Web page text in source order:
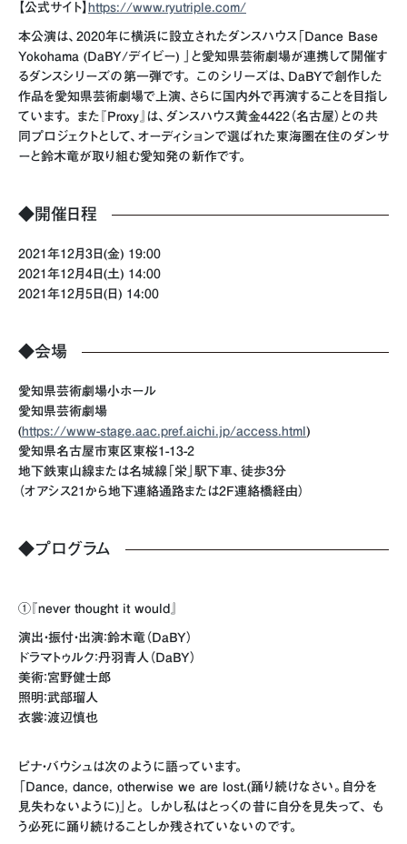
【公式サイト】 https://www.ryutriple.com/
本公演は、2020年に横浜に設立されたダンスハウス「Dance Base
Yokohama (DaBY/デイビー) 」と愛知県芸術劇場が連携して開催す
るダンスシリーズの第一弾です。 このシリーズは、DaBYで創作した
作品を愛知県芸術劇場で上演、さらに国内外で再演することを目指し
ています。 また『Proxy』は、ダンスハウス黄金4422（名古屋）との共
同プロジェクトとして、オーディションで選ばれた東海圏在住のダンサ
ーと鈴木竜が取り組む愛知発の新作です。
◆開催日程
2021年12月3日(金) 19:00
2021年12月4日(土) 14:00
2021年12月5日(日) 14:00
◆会場
愛知県芸術劇場小ホール
愛知県芸術劇場
(https://www-stage.aac.pref.aichi.jp/access.html )
愛知県名古屋市東区東桜1-13-2
地下鉄東山線または名城線「栄」駅下車、徒歩3分
（オアシス21から地下連絡通路または2F連絡橋経由）
◆プログラム
①『never thought it would』
演出・振付・出演：鈴木竜（DaBY）
ドラマトゥルク：丹羽青人（DaBY）
美術：宮野健士郎
照明：武部瑠人
衣裳：渡辺慎也
ピナ・バウシュは次のように語っています。
「Dance, dance, otherwise we are lost.(踊り続けなさい。自分を
見失わないように)」と。 しかし私はとっくの昔に自分を見失って、 も
う必死に踊り続けることしか残されていないのです。